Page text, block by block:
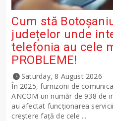
Cum stă
județelor unde
telefonia au cele
PROBLEME!
Saturday, 8 August 2026
În 2025, furnizorii de
ANCOM un număr de 938 de
au afectat funcționarea
creștere față de cele ...